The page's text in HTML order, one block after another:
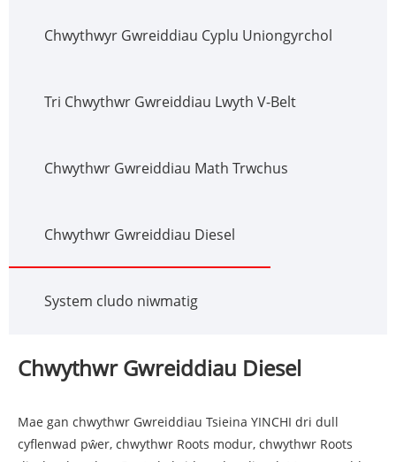
Chwythwyr Gwreiddiau Cyplu Uniongyrchol
Tri Chwythwr Gwreiddiau Lwyth V-Belt
Chwythwr Gwreiddiau Math Trwchus
Chwythwr Gwreiddiau Diesel
System cludo niwmatig
Chwythwr Gwreiddiau Diesel
Mae gan chwythwr Gwreiddiau Tsieina YINCHI dri dull
cyflenwad pŵer, chwythwr Roots modur, chwythwr Roots